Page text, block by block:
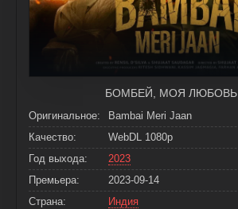
БОМБЕЙ, МОЯ ЛЮБОВЬ
Оригинальное:
Bambai Meri Jaan
Качество:
WebDL 1080p
Год выхода:
2023
Премьера:
2023-09-14
Страна:
Индия